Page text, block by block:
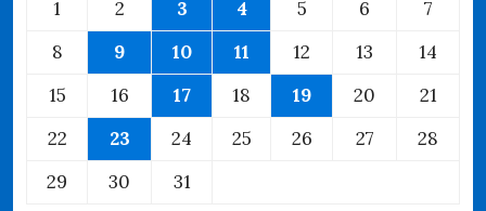
1
2 3 4 5 6
7
8
9 10 11 12 13
14
15
16 17 18 19 20
21
22
23 24 25 26 27
28
29
30 31